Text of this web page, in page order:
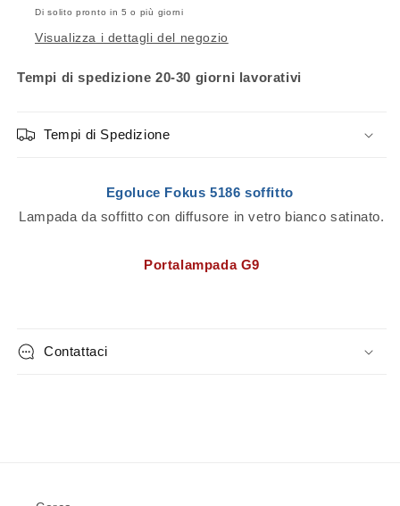
Di solito pronto in 5 o più giorni
Visualizza i dettagli del negozio
Tempi di spedizione 20-30 giorni lavorativi
Tempi di Spedizione
Egoluce Fokus 5186 soffitto
Lampada da soffitto con diffusore in vetro bianco satinato.
Portalampada G9
Contattaci